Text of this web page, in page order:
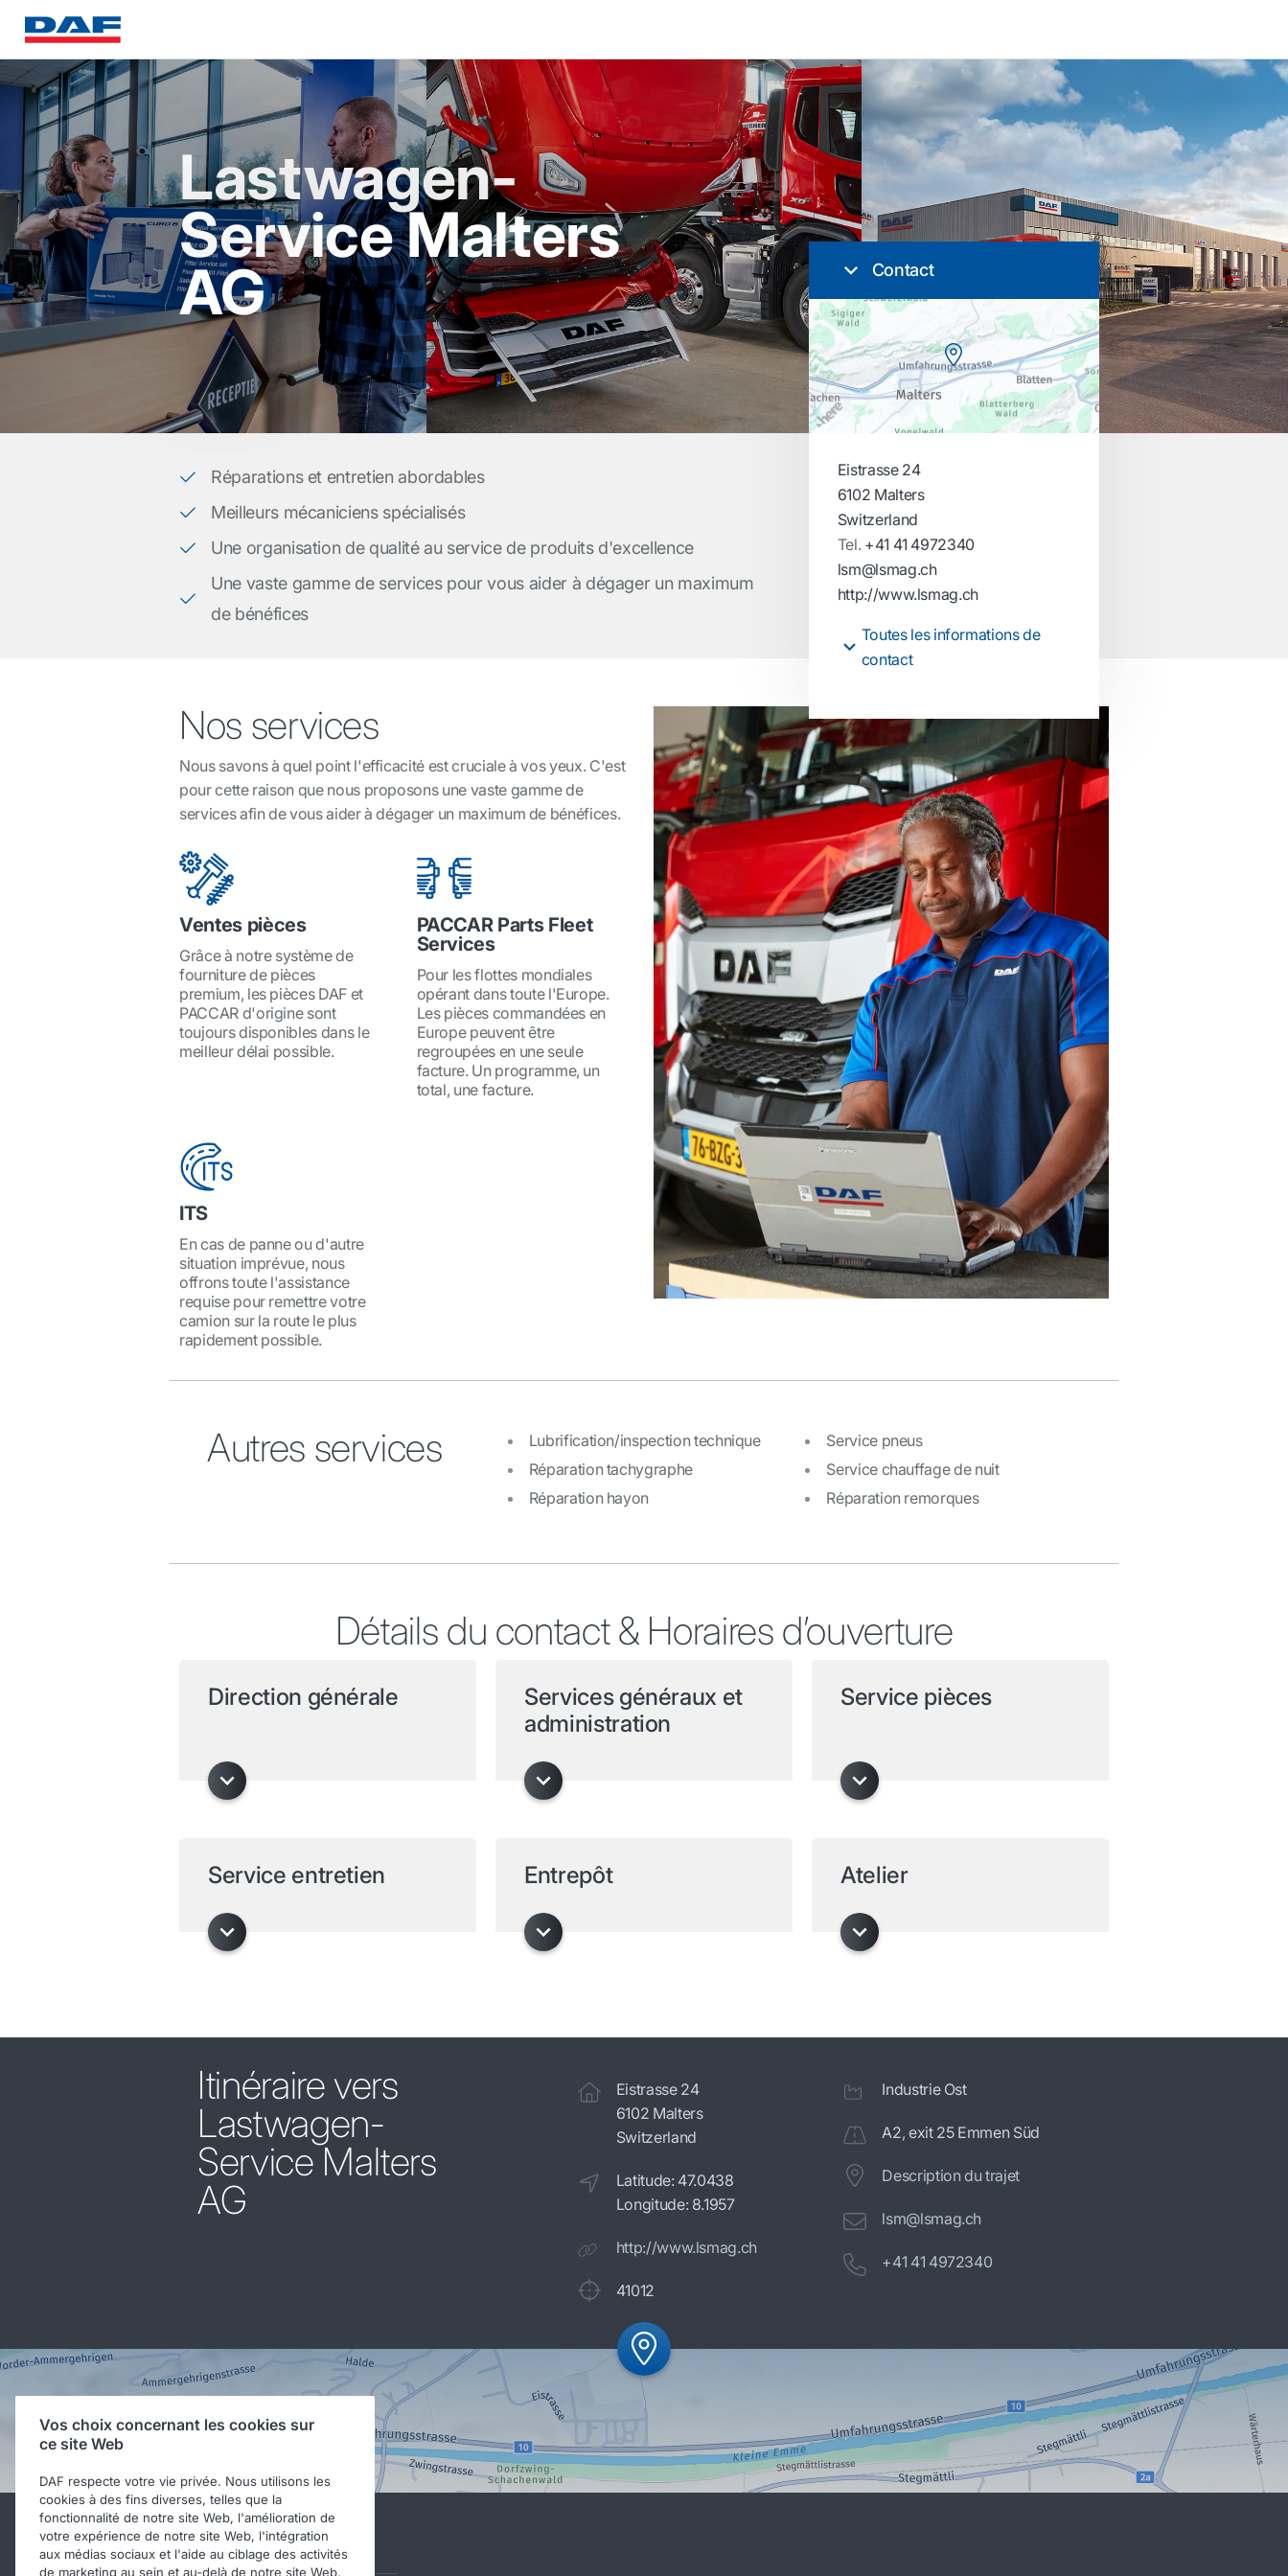
Lastwagen-
Service Malters
AG Contact
Eistrasse 24
6102 Malters
Switzerland
Tel. +41 41 4972340
lsm@lsmag.ch
http://www.lsmag.ch
Toutes les informations de
contact
Réparations et entretien abordables
Meilleurs mécaniciens spécialisés
Une organisation de qualité au service de produits d'excellence
Une vaste gamme de services pour vous aider à dégager un maximum
de bénéfices
Nos services
Nous savons à quel point l'efficacité est cruciale à vos yeux. C'est
pour cette raison que nous proposons une vaste gamme de
services afin de vous aider à dégager un maximum de bénéfices.
Ventes pièces
Grâce à notre système de
fourniture de pièces
premium, les pièces DAF et
PACCAR d'origine sont
toujours disponibles dans le
meilleur délai possible.
PACCAR Parts Fleet
Services
Pour les flottes mondiales
opérant dans toute l'Europe.
Les pièces commandées en
Europe peuvent être
regroupées en une seule
facture. Un programme, un
total, une facture.
ITS
En cas de panne ou d'autre
situation imprévue, nous
offrons toute l'assistance
requise pour remettre votre
camion sur la route le plus
rapidement possible.
Autres services
Lubrification/inspection technique
Réparation tachygraphe
Réparation hayon
Service pneus
Service chauffage de nuit
Réparation remorques
Détails du contact & Horaires d’ouverture
Direction générale
Services généraux et
administration
Service pièces
Service entretien Entrepôt Atelier
Itinéraire vers
Lastwagen-
Service Malters
AG
Eistrasse 24
6102 Malters
Switzerland
Latitude: 47.0438
Longitude: 8.1957
http://www.lsmag.ch
41012
Industrie Ost
A2, exit 25 Emmen Süd
Description du trajet
lsm@lsmag.ch
+41 41 4972340
Autres sites DAF
Vos choix concernant les cookies sur
ce site Web
DAF respecte votre vie privée. Nous utilisons les
cookies à des fins diverses, telles que la
fonctionnalité de notre site Web, l'amélioration de
votre expérience de notre site Web, l'intégration
aux médias sociaux et l'aide au ciblage des activités
de marketing au sein et au-delà de notre site Web.